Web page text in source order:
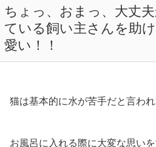
ちょっ、おまっ、大丈
ている飼い主さんを助
愛い！！
猫は基本的に水が苦手だと言われ
お風呂に入れる際に大変な思い